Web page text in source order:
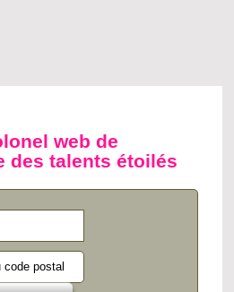
web de
des talents étoilés